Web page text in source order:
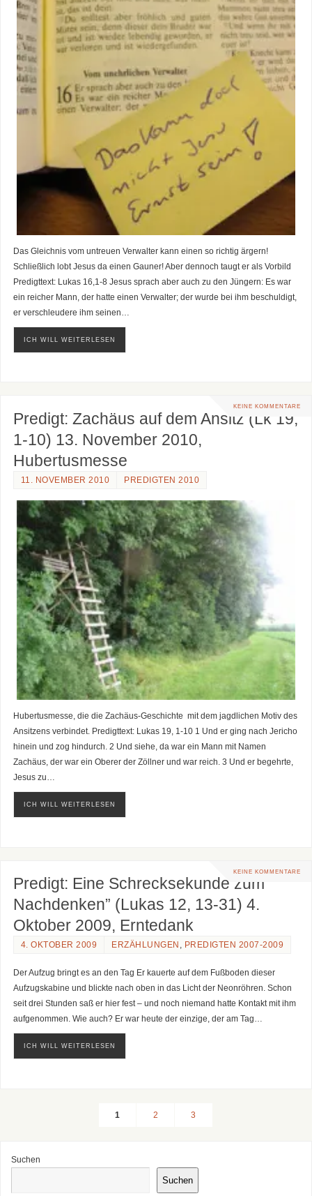
Das Gleichnis vom untreuen Verwalter kann einen so richtig ärgern!
Schließlich lobt Jesus da einen Gauner! Aber dennoch taugt er als Vorbild
Predigttext: Lukas 16,1-8 Jesus sprach aber auch zu den Jüngern: Es war
ein reicher Mann, der hatte einen Verwalter; der wurde bei ihm beschuldigt,
er verschleudere ihm seinen…
ICH WILL WEITERLESEN
KEINE KOMMENTARE
Predigt: Zachäus auf dem Ansitz (Lk 19,
1-10) 13. November 2010,
Hubertusmesse
11. NOVEMBER 2010 PREDIGTEN 2010
Hubertusmesse, die die Zachäus-Geschichte mit dem jagdlichen Motiv des
Ansitzens verbindet. Predigttext: Lukas 19, 1-10 1 Und er ging nach Jericho
hinein und zog hindurch. 2 Und siehe, da war ein Mann mit Namen
Zachäus, der war ein Oberer der Zöllner und war reich. 3 Und er begehrte,
Jesus zu…
ICH WILL WEITERLESEN
KEINE KOMMENTARE
Predigt: Eine Schrecksekunde zum
Nachdenken” (Lukas 12, 13-31) 4.
Oktober 2009, Erntedank
4. OKTOBER 2009 ERZÄHLUNGEN , PREDIGTEN 2007-2009
Der Aufzug bringt es an den Tag Er kauerte auf dem Fußboden dieser
Aufzugskabine und blickte nach oben in das Licht der Neonröhren. Schon
seit drei Stunden saß er hier fest – und noch niemand hatte Kontakt mit ihm
aufgenommen. Wie auch? Er war heute der einzige, der am Tag…
ICH WILL WEITERLESEN
1 2 3
Suchen
Suchen